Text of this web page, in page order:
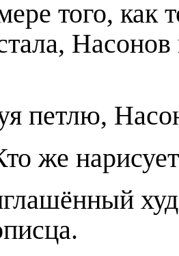
того, как
Насонов
петлю,
же